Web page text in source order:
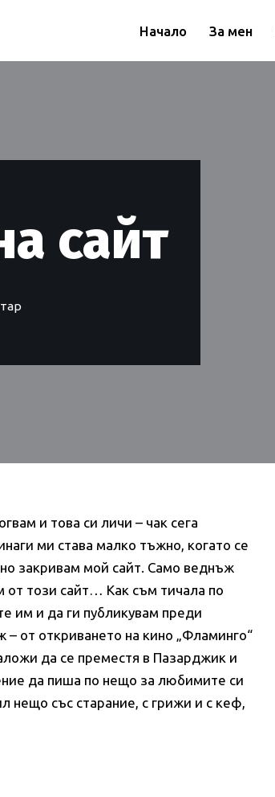
Начало За мен
сайт
и това си личи – чак сега
ми става малко тъжно, когато се
закривам мой сайт. Само веднъж
от този сайт… Как съм тичала по
им и да ги публикувам преди
от откриването на кино „Фламинго“
да се преместя в Пазарджик и
да пиша по нещо за любимите си
нещо със старание, с грижи и с кеф,